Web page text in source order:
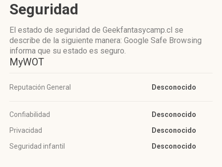
Seguridad
El estado de seguridad de Geekfantasycamp.cl se
describe de la siguiente manera: Google Safe Browsing
informa que su estado es seguro.
MyWOT
Reputación General Desconocido
Confiabilidad
Desconocido
Privacidad
Desconocido
Seguridad infantil
Desconocido